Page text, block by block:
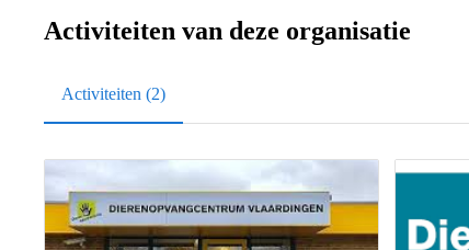
Activiteiten van deze organisatie
Activiteiten (2)